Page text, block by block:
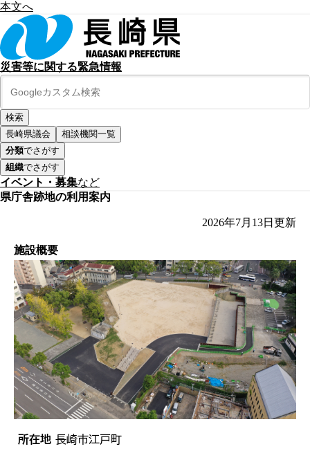
本文へ
災害等に関する緊急情報
長崎県議会
相談機関一覧
分類でさがす
組織でさがす
イベント・募集など
県庁舎跡地の利用案内
2026年7月13日 更新
施設概要
所在地 長崎市江戸町